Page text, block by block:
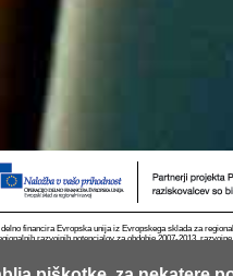
financira Evropska unija iz Evropskega sklada za
razvojnih potencialov za obdobje 2007-2013,